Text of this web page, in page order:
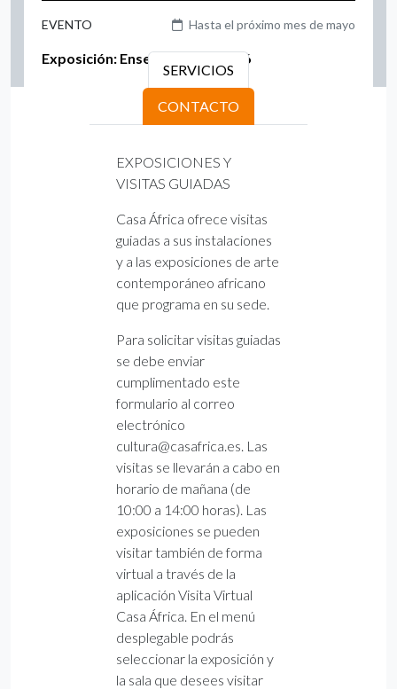
EVENTO Hasta el próximo mes de mayo
Exposición: Enseñar África 2026
SERVICIOS
CONTACTO
EXPOSICIONES Y
VISITAS GUIADAS
Casa África ofrece visitas
guiadas a sus instalaciones
y a las exposiciones de arte
contemporáneo africano
que programa en su sede.
Para solicitar visitas guiadas
se debe enviar
cumplimentado este
formulario al correo
electrónico
cultura@casafrica.es. Las
visitas se llevarán a cabo en
horario de mañana (de
10:00 a 14:00 horas). Las
exposiciones se pueden
visitar también de forma
virtual a través de la
aplicación Visita Virtual
Casa África. En el menú
desplegable podrás
seleccionar la exposición y
la sala que desees visitar